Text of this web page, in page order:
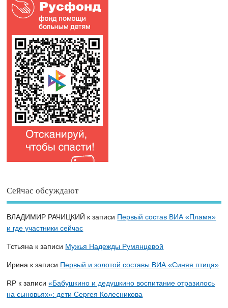
Сейчас обсуждают
ВЛАДИМИР РАЧИЦКИЙ к записи Первый состав ВИА «Пламя»
и где участники сейчас
Тстьяна к записи Мужья Надежды Румянцевой
Ирина к записи Первый и золотой составы ВИА «Синяя птица»
RP к записи«Бабушкино и дедушкино воспитание отразилось
на сыновьях»: дети Сергея Колесникова